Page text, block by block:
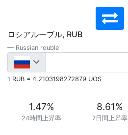
ロシアルーブル, RUB
Russian rouble
1 RUB = 4.2103198272879 UOS
1.47%
24時間上昇率
8.61%
7日間上昇率